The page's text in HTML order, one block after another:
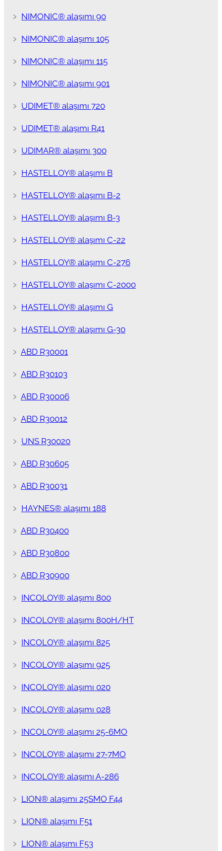
﹥ NIMONIC® alaşımı 90
﹥ NIMONIC® alaşımı 105
﹥ NIMONIC® alaşımı 115
﹥ NIMONIC® alaşımı 901
﹥ UDIMET® alaşımı 720
﹥ UDIMET® alaşımı R41
﹥ UDIMAR® alaşımı 300
﹥ HASTELLOY® alaşımı B
﹥ HASTELLOY® alaşımı B-2
﹥ HASTELLOY® alaşımı B-3
﹥ HASTELLOY® alaşımı C-22
﹥ HASTELLOY® alaşımı C-276
﹥ HASTELLOY® alaşımı C-2000
﹥ HASTELLOY® alaşımı G
﹥ HASTELLOY® alaşımı G-30
﹥ ABD R30001
﹥ ABD R30103
﹥ ABD R30006
﹥ ABD R30012
﹥ UNS R30020
﹥ ABD R30605
﹥ ABD R30031
﹥ HAYNES® alaşımı 188
﹥ ABD R30400
﹥ ABD R30800
﹥ ABD R30900
﹥ INCOLOY® alaşımı 800
﹥ INCOLOY® alaşımı 800H/HT
﹥ INCOLOY® alaşımı 825
﹥ INCOLOY® alaşımı 925
﹥ INCOLOY® alaşımı 020
﹥ INCOLOY® alaşımı 028
﹥ INCOLOY® alaşımı 25-6MO
﹥ INCOLOY® alaşımı 27-7MO
﹥ INCOLOY® alaşımı A-286
﹥ LION® alaşımı 25SMO F44
﹥ LION® alaşımı F51
﹥ LION® alaşımı F53